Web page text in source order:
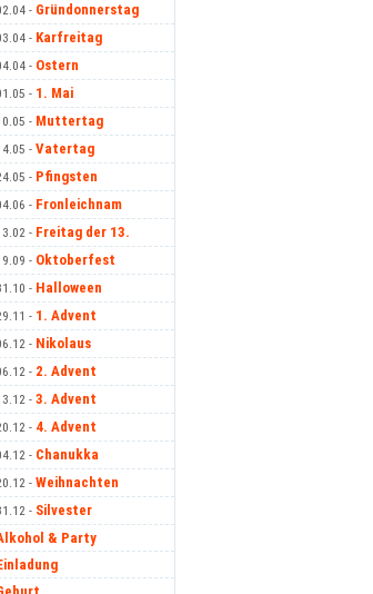
- Gründonnerstag
- Karfreitag
- Ostern
- 1. Mai
- Muttertag
- Vatertag
- Pfingsten
- Fronleichnam
- Freitag der 13.
- Oktoberfest
- Halloween
- 1. Advent
- Nikolaus
- 2. Advent
- 3. Advent
- 4. Advent
- Chanukka
- Weihnachten
- Silvester
& Party